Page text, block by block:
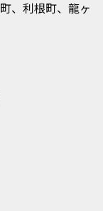
、利根町、龍ヶ